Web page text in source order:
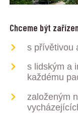
Chceme být
s přívětivou
s lidským a
každému
založeným